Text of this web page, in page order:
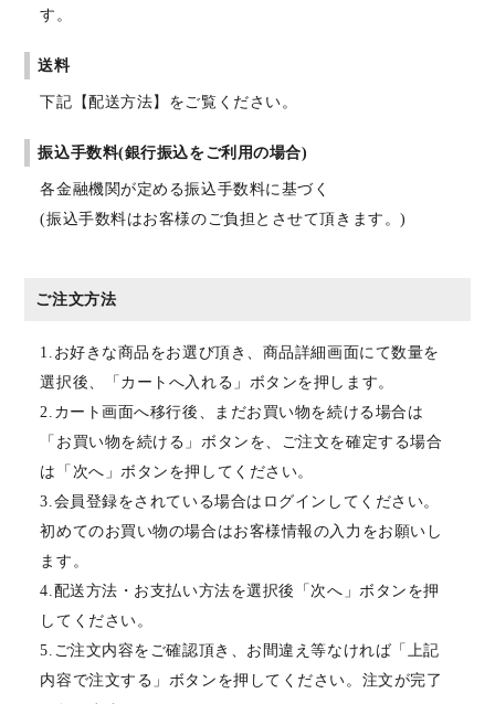
す。
送料
下記【配送方法】をご覧ください。
振込手数料(銀行振込をご利用の場合)
各金融機関が定める振込手数料に基づく
(振込手数料はお客様のご負担とさせて頂きます。)
ご注文方法
1.お好きな商品をお選び頂き、商品詳細画面にて数量を
選択後、「カートへ入れる」ボタンを押します。
2.カート画面へ移行後、まだお買い物を続ける場合は
「お買い物を続ける」ボタンを、ご注文を確定する場合
は「次へ」ボタンを押してください。
3.会員登録をされている場合はログインしてください。
初めてのお買い物の場合はお客様情報の入力をお願いし
ます。
4.配送方法・お支払い方法を選択後「次へ」ボタンを押
してください。
5.ご注文内容をご確認頂き、お間違え等なければ「上記
内容で注文する」ボタンを押してください。注文が完了